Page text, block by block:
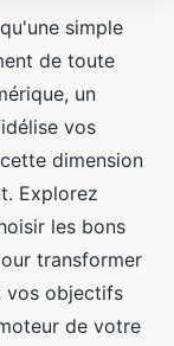
simple
de toute
un
vos
dimension
Explorez
les bons
transformer
vos objectifs
de votre